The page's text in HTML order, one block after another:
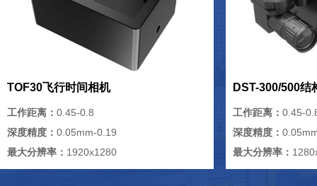
TOF30飞行时间相机
工作距离： 0.45-0.8
深度精度： 0.05mm-0.19
最大分辨率： 1920x1280
DST-300/500结
工作距离：0.45-
深度精度：
最大分辨率：